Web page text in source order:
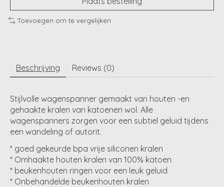
Toevoegen om te vergelijken
Beschrijving Reviews (0)
Stijlvolle wagenspanner gemaakt van houten -en
gehaakte kralen van katoenen wol. Alle
wagenspanners zorgen voor een subtiel geluid tijdens
een wandeling of autorit.
* goed gekeurde bpa vrije siliconen kralen
* Omhaakte houten kralen van 100% katoen
* beukenhouten ringen voor een leuk geluid
* Onbehandelde beukenhouten kralen